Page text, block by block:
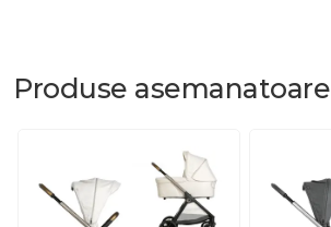
Produse asemanatoare